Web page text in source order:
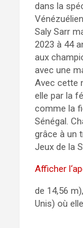
dans la
Saly Sarr
2023 à 44
aux
avec une
Avec cette
elle par la
comme la
Sénégal.
grâce à un
Jeux de la
Afficher
de 14,56
Unis) où